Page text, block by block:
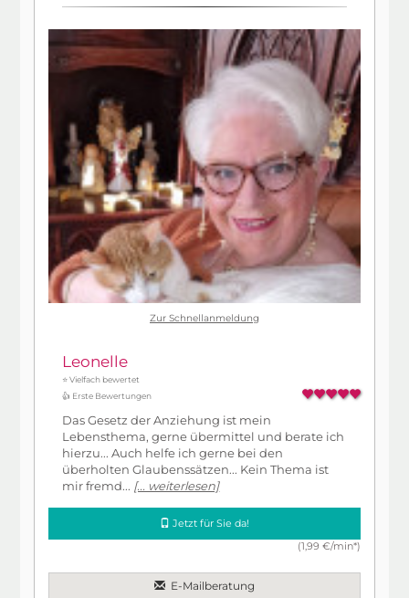
Zur Schnellanmeldung
Leonelle
⭐ Vielfach bewertet
👍 Erste Bewertungen
Das Gesetz der Anziehung ist mein
Lebensthema, gerne übermittel und berate ich
hierzu... Auch helfe ich gerne bei den
überholten Glaubenssätzen... Kein Thema ist
mir fremd... [... weiterlesen]
Jetzt für Sie da!
(1,99 €/min*)
E-Mailberatung